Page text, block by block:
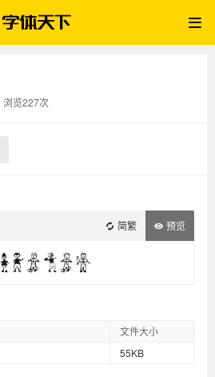
浏览227次
简繁 预览
文件大小
55KB